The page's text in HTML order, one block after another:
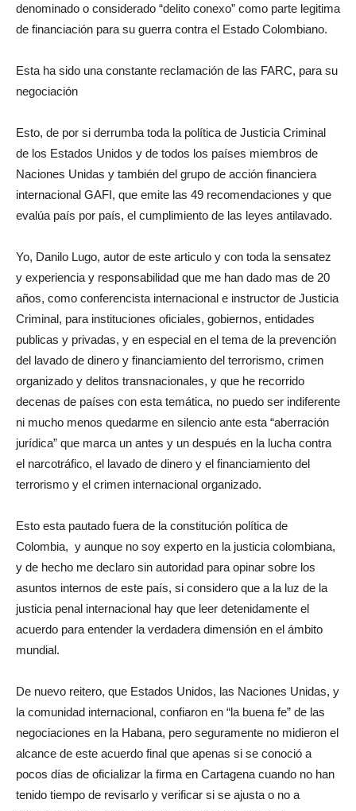
denominado o considerado “delito conexo” como parte legitima
de financiación para su guerra contra el Estado Colombiano.
Esta ha sido una constante reclamación de las FARC, para su
negociación
Esto, de por si derrumba toda la política de Justicia Criminal
de los Estados Unidos y de todos los países miembros de
Naciones Unidas y también del grupo de acción financiera
internacional GAFI, que emite las 49 recomendaciones y que
evalúa país por país, el cumplimiento de las leyes antilavado.
Yo, Danilo Lugo, autor de este articulo y con toda la sensatez
y experiencia y responsabilidad que me han dado mas de 20
años, como conferencista internacional e instructor de Justicia
Criminal, para instituciones oficiales, gobiernos, entidades
publicas y privadas, y en especial en el tema de la prevención
del lavado de dinero y financiamiento del terrorismo, crimen
organizado y delitos transnacionales, y que he recorrido
decenas de países con esta temática, no puedo ser indiferente
ni mucho menos quedarme en silencio ante esta “aberración
jurídica” que marca un antes y un después en la lucha contra
el narcotráfico, el lavado de dinero y el financiamiento del
terrorismo y el crimen internacional organizado.
Esto esta pautado fuera de la constitución política de
Colombia, y aunque no soy experto en la justicia colombiana,
y de hecho me declaro sin autoridad para opinar sobre los
asuntos internos de este país, si considero que a la luz de la
justicia penal internacional hay que leer detenidamente el
acuerdo para entender la verdadera dimensión en el ámbito
mundial.
De nuevo reitero, que Estados Unidos, las Naciones Unidas, y
la comunidad internacional, confiaron en “la buena fe” de las
negociaciones en la Habana, pero seguramente no midieron el
alcance de este acuerdo final que apenas si se conoció a
pocos días de oficializar la firma en Cartagena cuando no han
tenido tiempo de revisarlo y verificar si se ajusta o no a